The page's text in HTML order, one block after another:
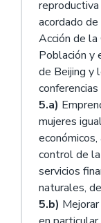
acordado
Acción de la
Población y
de Beijing y
5.a)
mujeres
control de
servicios
naturales,
5.b)